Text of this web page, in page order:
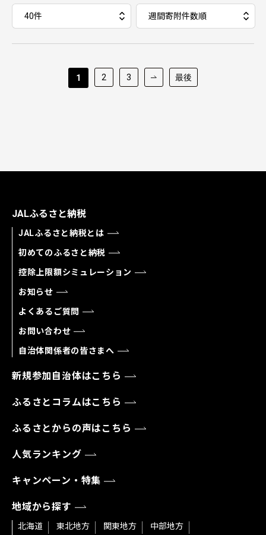
1 2 3 最後
JALふるさと納税
JALふるさと納税とは
初めてのふるさと納税
控除上限額シミュレーション
お知らせ
よくあるご質問
お問い合わせ
自治体関係者の皆さまへ
新規参加自治体はこちら
ふるさとコラムはこちら
ふるさとからの声はこちら
人気ランキング
キャンペーン・特集
地域から探す
北海道 東北地方 関東地方
中部地方